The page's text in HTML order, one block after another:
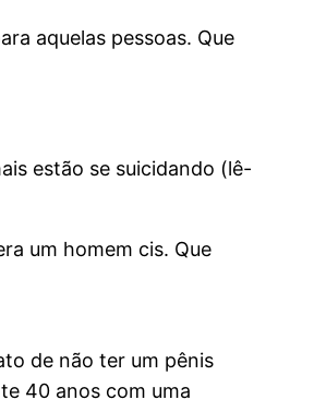
aquelas pessoas. Que
estão se suicidando (lê-
um homem cis. Que
de não ter um pênis
40 anos com uma